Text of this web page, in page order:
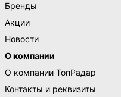
Бренды
Акции
Новости
О компании
О компании ТопРадар
Контакты и реквизиты